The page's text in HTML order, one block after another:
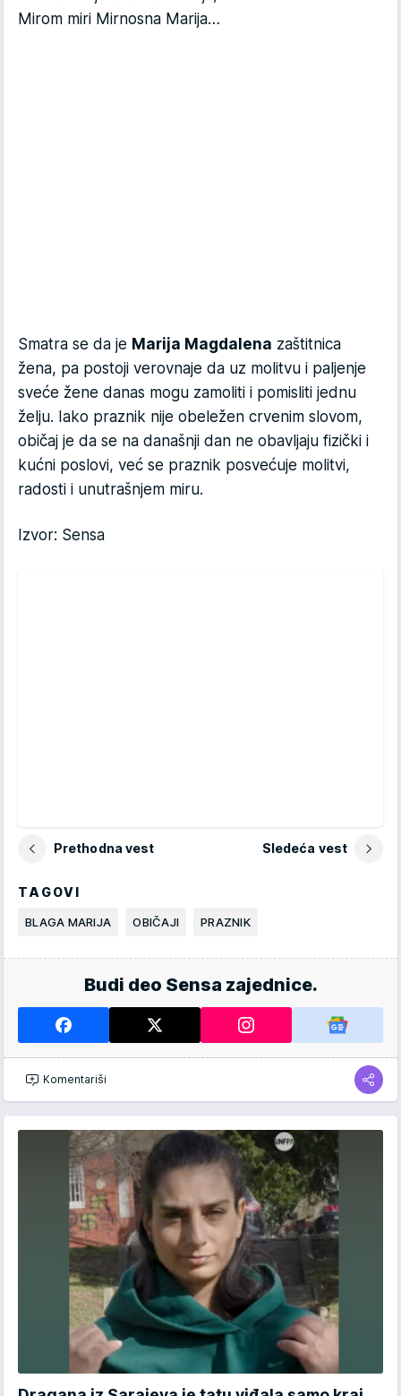
Mirom miri Mirnosna Marija…
Smatra se da je Marija Magdalena zaštitnica
žena, pa postoji verovnaje da uz molitvu i paljenje
sveće žene danas mogu zamoliti i pomisliti jednu
želju. Iako praznik nije obeležen crvenim slovom,
običaj je da se na današnji dan ne obavljaju fizički i
kućni poslovi, već se praznik posvećuje molitvi,
radosti i unutrašnjem miru.
Izvor: Sensa
Prethodna vest Sledeća vest
TAGOVI
BLAGA MARIJA OBIČAJI PRAZNIK
Budi deo Sensa zajednice.
Komentariši